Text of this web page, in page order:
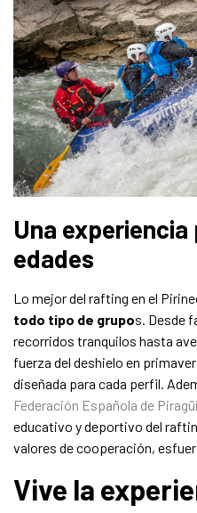
Una
edades
Lo mejor del rafting en el
todo tipo de grupos. Desde
recorridos tranquilos hasta
fuerza del deshielo en
diseñada para cada perfil.
Federación Española de
educativo y deportivo del
valores de cooperación,
Vive la